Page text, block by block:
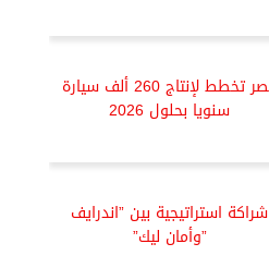
مصر تخطط لإنتاج 260 ألف سيارة
سنويا بحلول 2026
شراكة استراتيجية بين ”اندرايف
”وأمان ليك”